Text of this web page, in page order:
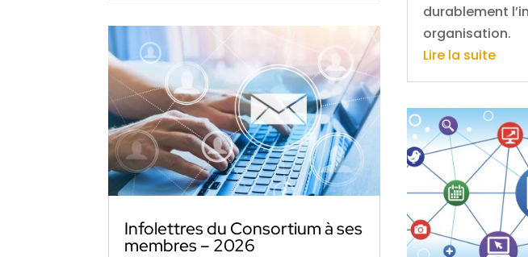
Infolettres du Consortium à ses
membres – 2026
durablement
organisation.
Lire la suite